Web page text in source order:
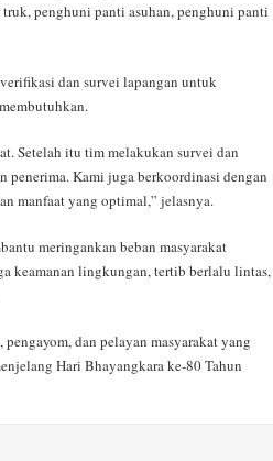
penghuni panti asuhan, penghuni panti
dan survei lapangan untuk
Setelah itu tim melakukan survei dan
Kami juga berkoordinasi dengan
manfaat yang optimal,” jelasnya.
meringankan beban masyarakat
keamanan lingkungan, tertib berlalu lintas,
dan pelayan masyarakat yang
Hari Bhayangkara ke-80 Tahun